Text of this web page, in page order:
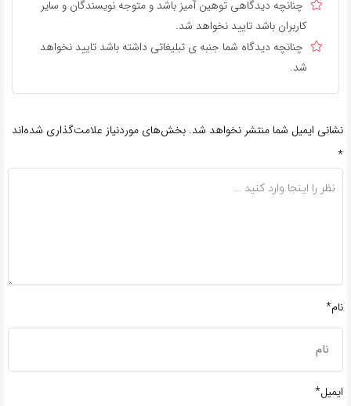
چنانچه دیدگاهی توهین آمیز باشد و متوجه نویسندگان و سایر
کاربران باشد تایید نخواهد شد.
چنانچه دیدگاه شما جنبه ی تبلیغاتی داشته باشد تایید نخواهد
شد.
نشانی ایمیل شما منتشر نخواهد شد. بخش‌های موردنیاز علامت‌گذاری شده‌اند
*
نام*
ایمیل*